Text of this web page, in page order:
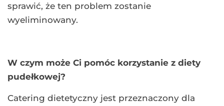
sprawić, że ten problem zostanie
wyeliminowany.
W czym może Ci pomóc korzystanie z diety
pudełkowej?
Catering dietetyczny jest przeznaczony dla